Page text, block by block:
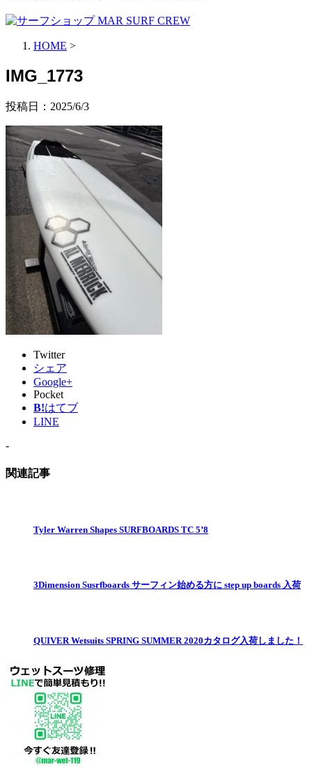
HOME >
IMG_1773
投稿日： 2025/6/3
Twitter
シェア
Google+
Pocket
B!はてブ
LINE
-
関連記事
Tyler Warren Shapes SURFBOARDS TC 5’8
3Dimension Susrfboards サーフィン始める方に step up boards 入荷
QUIVER Wetsuits SPRING SUMMER 2020カタログ入荷しました！